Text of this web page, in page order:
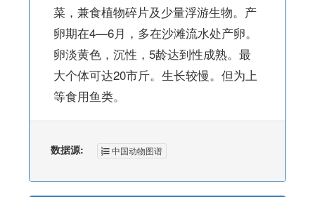
菜，兼食植物碎片及少量浮游生物。产
卵期在4—6月，多在沙滩流水处产卵。
卵淡黄色，沉性，5龄达到性成熟。最
大个体可达20市斤。生长较慢。但为上
等食用鱼类。
数据源: 中国动物图谱